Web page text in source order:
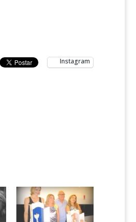
Instagram